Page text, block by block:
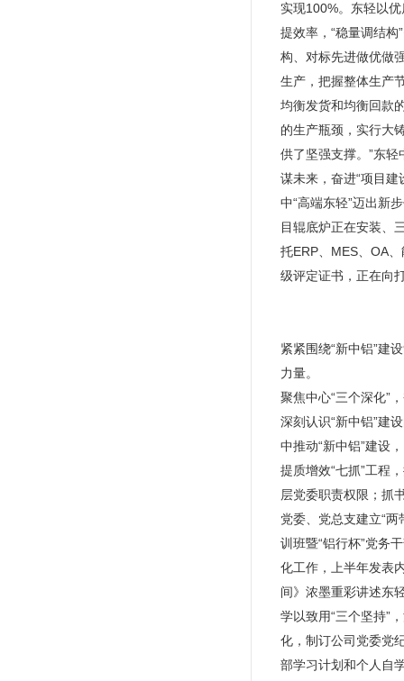
实现100%。东轻以
提效率，“稳量调结
构、对标先进做优做
生产，把握整体生产
均衡发货和均衡回款
的生产瓶颈，实行大
供了坚强支撑。”东
谋未来，奋进“项目
中“高端东轻”迈出新
目辊底炉正在安装、
托ERP、MES、OA
级评定证书，正在向
紧紧围绕“新中铝”建
力量。
聚焦中心“三个深化”
深刻认识“新中铝”建
中推动“新中铝”建设
提质增效“七抓”工程
层党委职责权限；抓
党委、党总支建立“
训班暨“铝行杯”党务
化工作，上半年发表
间》浓墨重彩讲述东
学以致用“三个坚持”
化，制订公司党委党
部学习计划和个人自